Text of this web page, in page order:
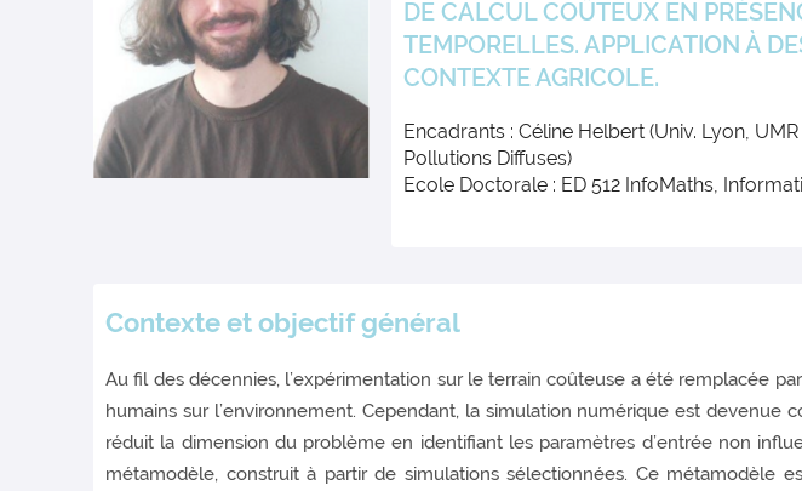
DE CALCUL COÛTEUX EN
TEMPORELLES. APPLICATION À
CONTEXTE AGRICOLE.
Encadrants : Céline Helbert (Univ. Lyon,
Pollutions Diffuses)
Ecole Doctorale : ED 512 InfoMaths,
Contexte et objectif général
Au fil des décennies, l’expérimentation sur le terrain coûteuse a été remplacée
humains sur l’environnement. Cependant, la simulation numérique est
réduit la dimension du problème en identifiant les paramètres d’entrée non
métamodèle, construit à partir de simulations sélectionnées. Ce métamodèle